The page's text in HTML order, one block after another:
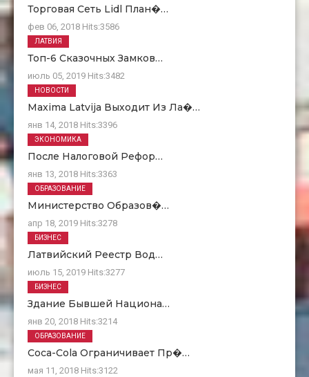
Торговая Сеть Lidl План�…
фев 06, 2018 Hits:3586
Топ-6 Сказочных Замков…
июль 05, 2019 Hits:3482
ЛАТВИЯ
Maxima Latvija Выходит Из Ла�…
янв 14, 2018 Hits:3396
НОВОСТИ
После Налоговой Рефор…
янв 13, 2018 Hits:3363
ЭКОНОМИКА
Министерство Образов�…
апр 18, 2019 Hits:3278
ОБРАЗОВАНИЕ
Латвийский Реестр Вод…
июль 15, 2019 Hits:3277
БИЗНЕС
Здание Бывшей Национа…
янв 20, 2018 Hits:3214
БИЗНЕС
Coca-Cola Ограничивает Пр�…
мая 11, 2018 Hits:3122
ОБРАЗОВАНИЕ